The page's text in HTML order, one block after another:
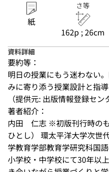
紙
さ等
162p ; 26cm
資料詳細
要約等：
明日の授業にもう迷わない
みに寄り添う授業設計と指
（提供元: 出版情報登録セン
著者紹介：
内田　仁志 ※初版刊行時の
ひとし） 環太平洋大学次世
学教育学部教育学研究科国
小学校・中学校にて30年以